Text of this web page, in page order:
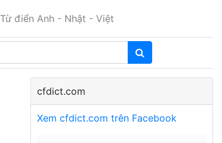
Từ điển Anh - Nhật - Việt
cfdict.com
Xem cfdict.com trên Facebook